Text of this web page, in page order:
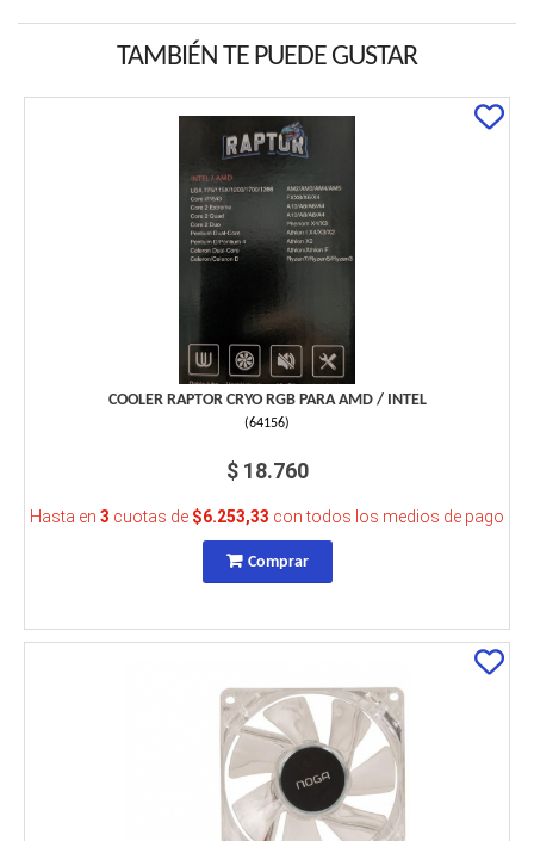
TAMBIÉN TE PUEDE GUSTAR
COOLER RAPTOR CRYO RGB PARA AMD / INTEL
(64156)
$ 18.760
Hasta en 3 cuotas de $6.253,33 con todos los medios de pago
Comprar